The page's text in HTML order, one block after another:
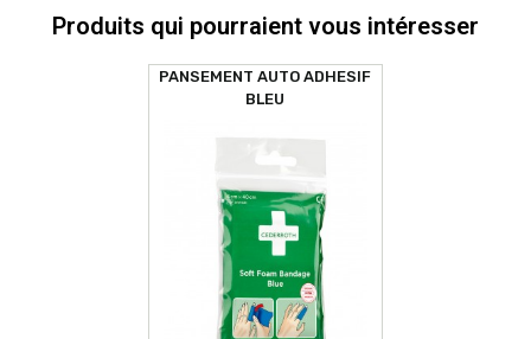
Produits qui pourraient vous intéresser
PANSEMENT AUTO ADHESIF
BLEU